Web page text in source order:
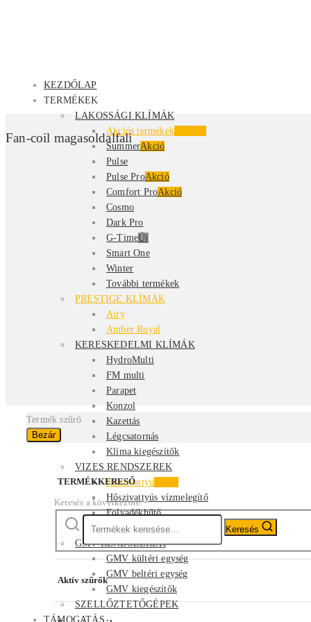
KEZDŐLAP
TERMÉKEK
LAKOSSÁGI KLÍMÁK
Akciós termékek
SummerAkció
Pulse
Pulse ProAkció
Comfort ProAkció
Cosmo
Dark Pro
G-TimeÚj
Smart One
Winter
További termékek
PRESTIGE KLÍMÁK
Airy
Amber Royal
KERESKEDELMI KLÍMÁK
HydroMulti
FM multi
Parapet
Konzol
Kazettás
Légcsatornás
Klíma kiegészítők
VIZES RENDSZEREK
Hőszivattyú
Hőszivattyús vízmelegítő
Folyadékhűtő
Fan-coil
GMV RENDSZEREK
GMV kültéri egység
GMV beltéri egység
GMV kiegészítők
SZELLŐZTETŐGÉPEK
TÁMOGATÁS
Fan-coil magasoldalfali
Termék szűrő
Bezár
TERMÉKKERESŐ
Keresés a következőre:
Keresés
Aktív szűrők